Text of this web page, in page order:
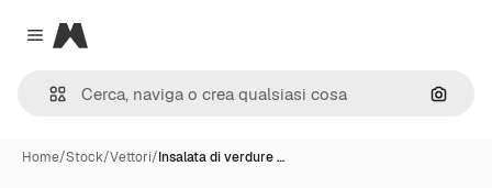
Close menu
Magnific
Cerca
Home/Stock/Vettori/Insalata di verdure …